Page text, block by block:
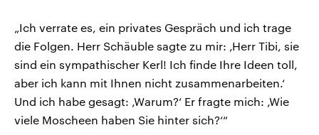
„Ich verrate es, ein privates Gespräch und ich trage
die Folgen. Herr Schäuble sagte zu mir: ‚Herr Tibi, sie
sind ein sympathischer Kerl! Ich finde Ihre Ideen toll,
aber ich kann mit Ihnen nicht zusammenarbeiten.‘
Und ich habe gesagt: ‚Warum?‘ Er fragte mich: ‚Wie
viele Moscheen haben Sie hinter sich?‘“